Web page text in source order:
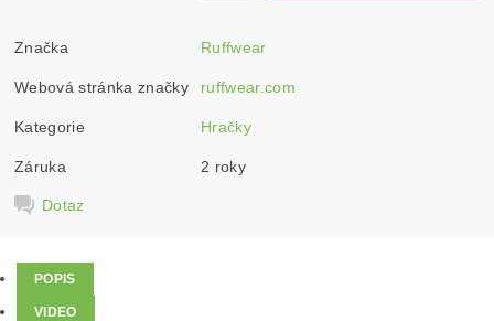
Značka Ruffwear
Webová stránka značky ruffwear.com
Kategorie Hračky
Záruka 2 roky
Dotaz
POPIS
VIDEO